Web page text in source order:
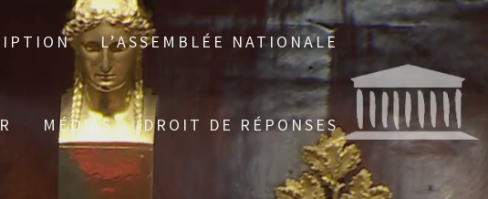
L’ASSEMBLÉE NATIONALE
MÉDIAS DROIT DE RÉPONSES